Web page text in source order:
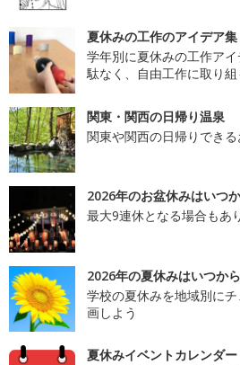
夏休みの工作のアイデア集
学年別に夏休みの工作ア
駄なく、自由工作に取り組
関東・関西の日帰り温泉
関東や関西の日帰りでき
2026年のお盆休みはいつ
最大9連休となる場合もあ
2026年の夏休みはいつか
学校の夏休みを地域別に
画しよう
夏休みイベントカレンダー